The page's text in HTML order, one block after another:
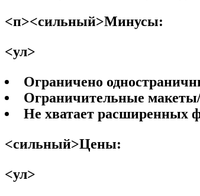
<п><сильный>Минусы:
<ул>
Ограничено
Ограничительные
Не хватает расширенных
<сильный>Цены:
<ул>